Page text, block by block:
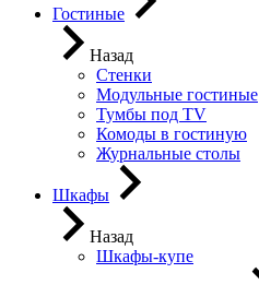
Гостиные
Назад
Стенки
Модульные гостиные
Тумбы под ТV
Комоды в гостиную
Журнальные столы
Шкафы
Назад
Шкафы-купе